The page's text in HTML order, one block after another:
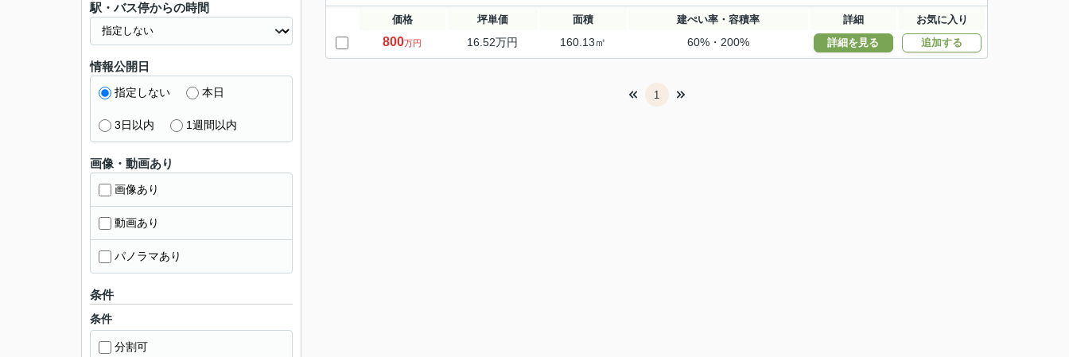
価格 坪単価 面積 建ぺい率・容積率 詳細 お気に入り
800万円 16.52万円 160.13㎡ 60%・200% 詳細を見る 追加する
1
駅・バス停からの時間
情報公開日
指定しない 本日
3日以内 1週間以内
画像・動画あり
画像あり
動画あり
パノラマあり
条件
条件
分割可